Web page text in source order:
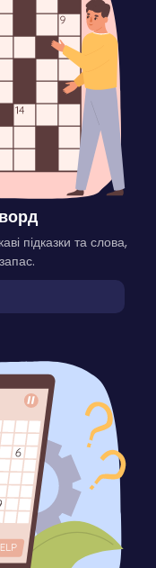
підказки та слова,